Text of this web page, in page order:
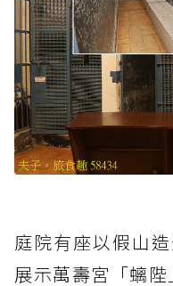
庭院有座以假山
展示萬壽宮「螭